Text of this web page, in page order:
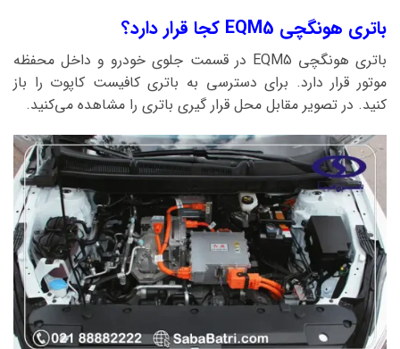
باتری هونگچی EQM5 کجا قرار دارد؟
باتری هونگچی EQM5 در قسمت جلوی خودرو و داخل محفظه
موتور قرار دارد. برای دسترسی به باتری کافیست کاپوت را باز
کنید. در تصویر مقابل محل قرار گیری باتری را مشاهده می‌کنید.